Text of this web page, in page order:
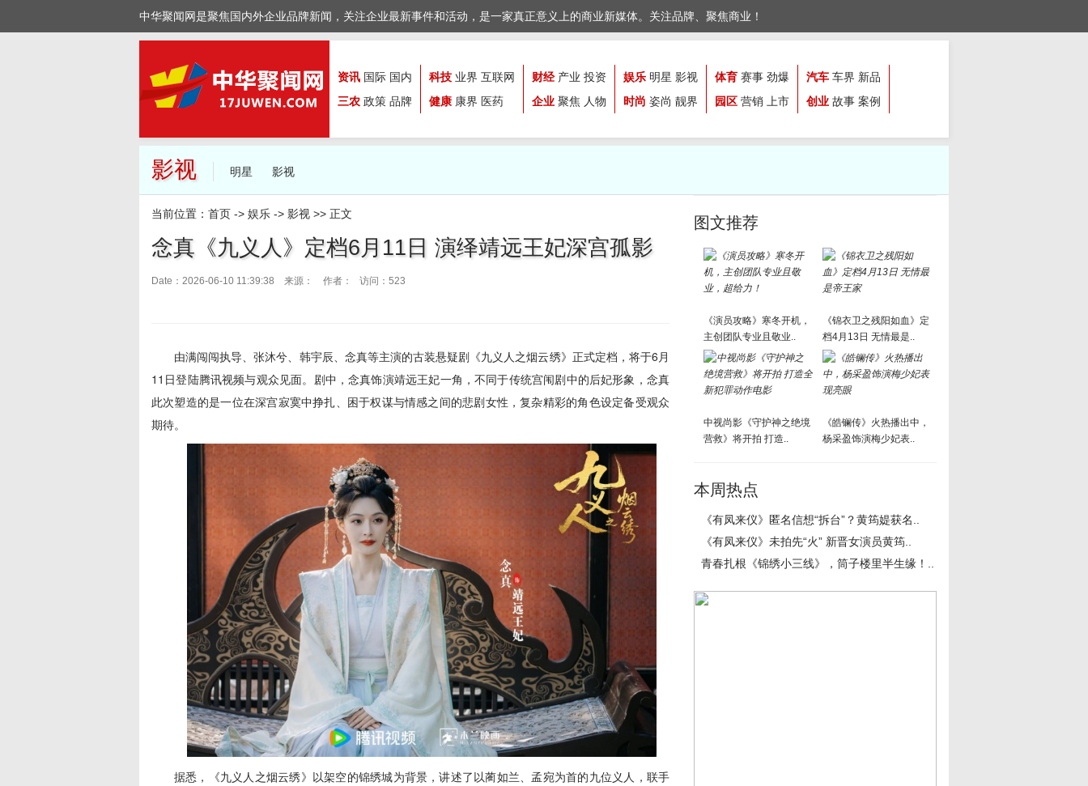
中华聚闻网是聚焦国内外企业品牌新闻，关注企业最新事件和活动，是一家真正意义上的商业新媒体。关注品牌、聚焦商业！
资讯 国际 国内
三农 政策 品牌
科技 业界 互联网
健康 康界 医药
财经 产业 投资
企业 聚焦 人物
娱乐 明星 影视
时尚 姿尚 靓界
体育 赛事 劲爆
园区 营销 上市
汽车 车界 新品
创业 故事 案例
影视 明星 影视
当前位置： 首页 -> 娱乐 -> 影视 >> 正文
念真《九义人》定档6月11日 演绎靖远王妃深宫孤影
Date：2026-06-10 11:39:38 来源： 作者： 访问：523
由满闯闯执导、张沐兮、韩宇辰、念真等主演的古装悬疑剧《九义人之烟云绣》正式定档，将于6月
11日登陆腾讯视频与观众见面。剧中，念真饰演靖远王妃一角，不同于传统宫闱剧中的后妃形象，念真
此次塑造的是一位在深宫寂寞中挣扎、困于权谋与情感之间的悲剧女性，复杂精彩的角色设定备受观众
期待。
据悉，《九义人之烟云绣》以架空的锦绣城为背景，讲述了以蔺如兰、孟宛为首的九位义人，联手
图文推荐
《演员攻略》寒冬开机，
主创团队专业且敬业..
《锦衣卫之残阳如血》定
档4月13日 无情最是..
中视尚影《守护神之绝境
营救》将开拍 打造..
《皓镧传》火热播出中，
杨采盈饰演梅少妃表..
本周热点
《有凤来仪》匿名信想“拆台”？黄筠媞获名..
《有凤来仪》未拍先“火” 新晋女演员黄筠..
青春扎根《锦绣小三线》，筒子楼里半生缘！..